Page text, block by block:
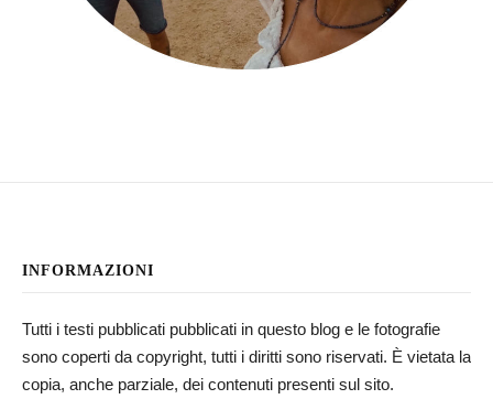
INFORMAZIONI
Tutti i testi pubblicati pubblicati in questo blog e le fotografie
sono coperti da copyright, tutti i diritti sono riservati. È vietata la
copia, anche parziale, dei contenuti presenti sul sito.